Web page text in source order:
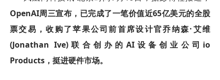
OpenAI周三宣布，已完成了一笔价值近65亿美元的全股
票交易，收购了苹果公司前首席设计官乔纳森·艾维
(Jonathan Ive)联合创办的AI设备创业公司io
Products，挺进硬件市场。